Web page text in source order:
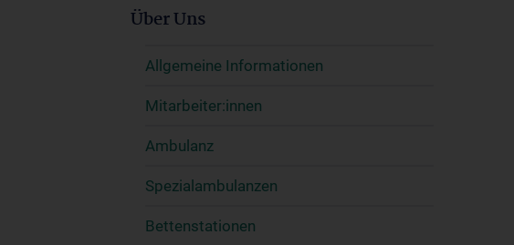
Über Uns
Allgemeine Informationen
Mitarbeiter:innen
Ambulanz
Spezialambulanzen
Bettenstationen